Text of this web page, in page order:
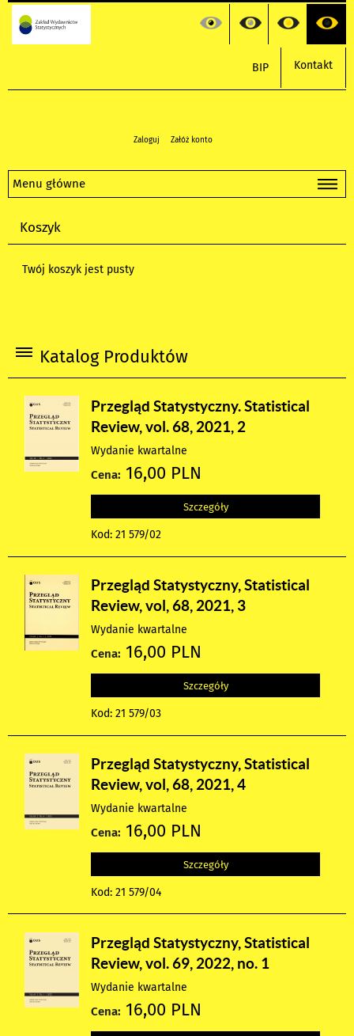
BIP Kontakt
Zaloguj Załóż konto
Menu główne
Koszyk
Twój koszyk jest pusty
Katalog Produktów
Przegląd Statystyczny. Statistical
Review, vol. 68, 2021, 2
Wydanie kwartalne
Cena: 16,00 PLN
Szczegóły
Kod: 21 579/02
Przegląd Statystyczny, Statistical
Review, vol, 68, 2021, 3
Wydanie kwartalne
Cena: 16,00 PLN
Szczegóły
Kod: 21 579/03
Przegląd Statystyczny, Statistical
Review, vol, 68, 2021, 4
Wydanie kwartalne
Cena: 16,00 PLN
Szczegóły
Kod: 21 579/04
Przegląd Statystyczny, Statistical
Review, vol. 69, 2022, no. 1
Wydanie kwartalne
Cena: 16,00 PLN